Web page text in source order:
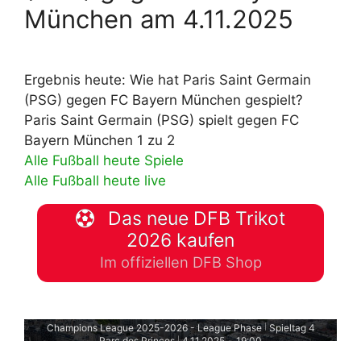
München am 4.11.2025
Ergebnis heute: Wie hat Paris Saint Germain
(PSG) gegen FC Bayern München gespielt?
Paris Saint Germain (PSG) spielt gegen FC
Bayern München 1 zu 2
Alle Fußball heute Spiele
Alle Fußball heute live
Das neue DFB Trikot
2026 kaufen
Im offiziellen DFB Shop
Champions League 2025-2026 - League Phase | Spieltag 4
|